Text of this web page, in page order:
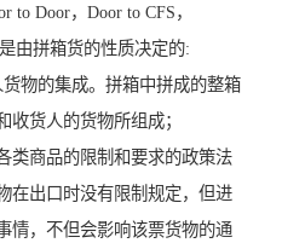
to Door，Door to CFS，
由拼箱货的性质决定的:
物的集成。拼箱中拼成的整箱
收货人的货物所组成；
类商品的限制和要求的政策法
在出口时没有限制规定，但进
情，不但会影响该票货物的通